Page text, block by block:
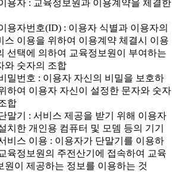
용자 : 교육정보원과 이용계약을 체결한
용자번호(ID) : 이용자 식별과 이용자의
스 이용을 위하여 이용계약 체결시 이용
선택에 의하여 교육정보원이 부여하는
와 숫자의 조합
밀번호 : 이용자 자신의 비밀을 보호하
하여 이용자 자신이 설정한 문자와 숫자
합
말기 : 서비스 제공을 받기 위해 이용자
치한 개인용 컴퓨터 및 모뎀 등의 기기
비스 이용 : 이용자가 단말기를 이용하
육정보원의 주전산기에 접속하여 교육
원이 제공하는 정보를 이용하는 것